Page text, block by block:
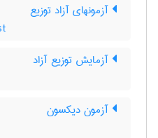
آزمونهای آزاد توزیع
آزمایش توزیع آزاد
آزمون دیکسون